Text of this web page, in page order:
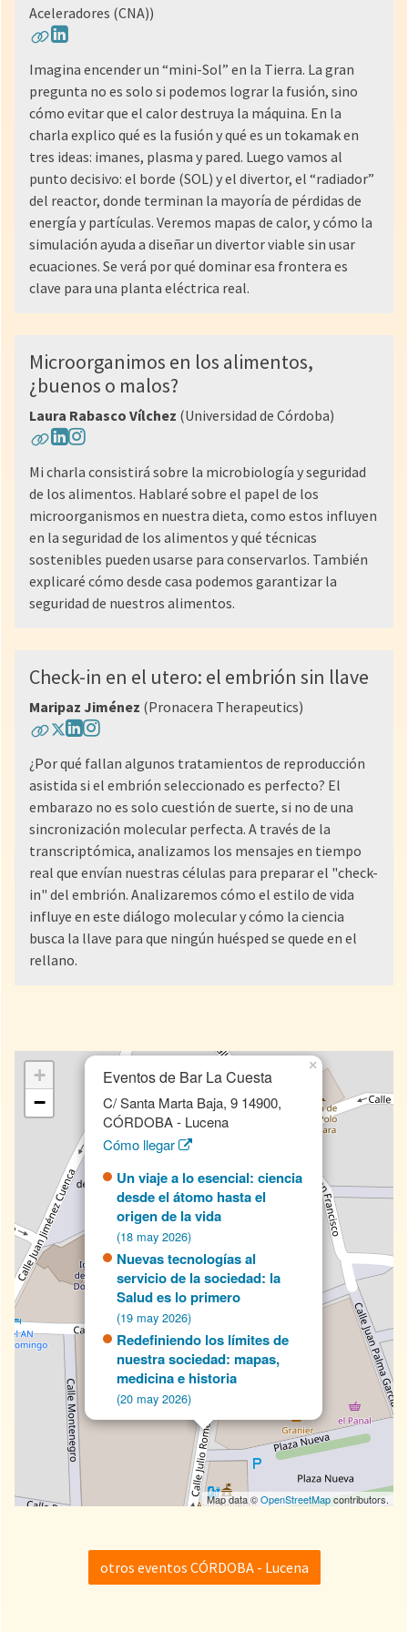
Aceleradores (CNA))
Imagina encender un “mini-Sol” en la Tierra. La gran
pregunta no es solo si podemos lograr la fusión, sino
cómo evitar que el calor destruya la máquina. En la
charla explico qué es la fusión y qué es un tokamak en
tres ideas: imanes, plasma y pared. Luego vamos al
punto decisivo: el borde (SOL) y el divertor, el “radiador”
del reactor, donde terminan la mayoría de pérdidas de
energía y partículas. Veremos mapas de calor, y cómo la
simulación ayuda a diseñar un divertor viable sin usar
ecuaciones. Se verá por qué dominar esa frontera es
clave para una planta eléctrica real.
Microorganimos en los alimentos,
¿buenos o malos?
Laura Rabasco Vílchez (Universidad de Córdoba)
Mi charla consistirá sobre la microbiología y seguridad
de los alimentos. Hablaré sobre el papel de los
microorganismos en nuestra dieta, como estos influyen
en la seguridad de los alimentos y qué técnicas
sostenibles pueden usarse para conservarlos. También
explicaré cómo desde casa podemos garantizar la
seguridad de nuestros alimentos.
Check-in en el utero: el embrión sin llave
Maripaz Jiménez (Pronacera Therapeutics)
¿Por qué fallan algunos tratamientos de reproducción
asistida si el embrión seleccionado es perfecto? El
embarazo no es solo cuestión de suerte, si no de una
sincronización molecular perfecta. A través de la
transcriptómica, analizamos los mensajes en tiempo
real que envían nuestras células para preparar el "check-
in" del embrión. Analizaremos cómo el estilo de vida
influye en este diálogo molecular y cómo la ciencia
busca la llave para que ningún huésped se quede en el
rellano.
Eventos de Bar La Cuesta
C/ Santa Marta Baja, 9 14900,
CÓRDOBA - Lucena
Cómo llegar
Un viaje a lo esencial: ciencia
desde el átomo hasta el
origen de la vida
(18 may 2026)
Nuevas tecnologías al
servicio de la sociedad: la
Salud es lo primero
(19 may 2026)
Redefiniendo los límites de
nuestra sociedad: mapas,
medicina e historia
(20 may 2026)
×
+
−
Map data ©OpenStreetMapcontributors.
otros eventos CÓRDOBA - Lucena